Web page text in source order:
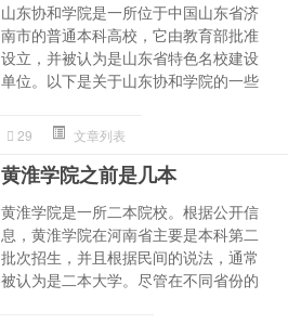
山东协和学院是一所位于中国山东省济
南市的普通本科高校，它由教育部批准
设立，并被认为是山东省特色名校建设
单位。以下是关于山东协和学院的一些
29 文章列表
黄淮学院之前是几本
黄淮学院是一所二本院校。根据公开信
息，黄淮学院在河南省主要是本科第二
批次招生，并且根据民间的说法，通常
被认为是二本大学。尽管在不同省份的